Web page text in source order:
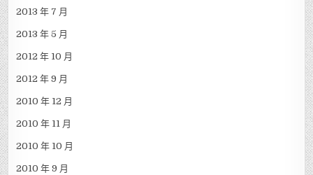
2013 年 7 月
2013 年 5 月
2012 年 10 月
2012 年 9 月
2010 年 12 月
2010 年 11 月
2010 年 10 月
2010 年 9 月